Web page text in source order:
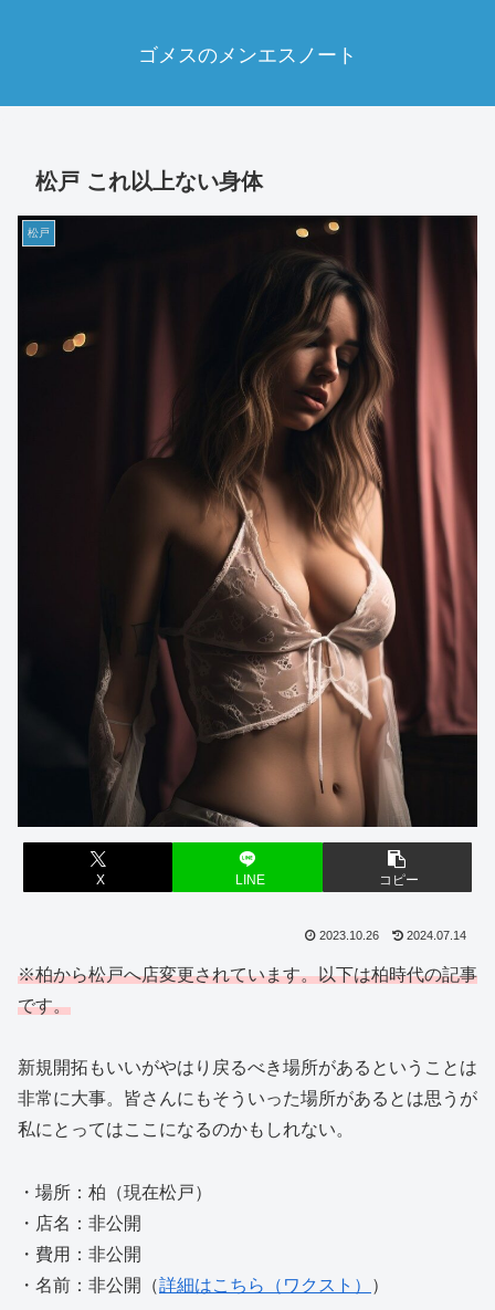
ゴメスのメンエスノート
松戸 これ以上ない身体
松戸
X LINE コピー
2023.10.26 2024.07.14
※柏から松戸へ店変更されています。以下は柏時代の記事
です。
新規開拓もいいがやはり戻るべき場所があるということは
非常に大事。皆さんにもそういった場所があるとは思うが
私にとってはここになるのかもしれない。
・場所：柏（現在松戸）
・店名：非公開
・費用：非公開
・名前：非公開（詳細はこちら（ワクスト） ）